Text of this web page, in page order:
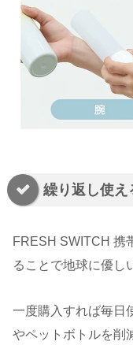
繰り返し使え
FRESH SWITCH 携
ることで地球に優し
一度購入すれば毎日
やペットボトルを削